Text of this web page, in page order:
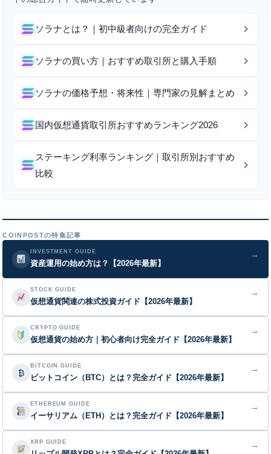
ソラナとは？｜初中級者向けの完全ガイド
ソラナの買い方｜おすすめ取引所と購入手順
ソラナの価格予想・将来性｜専門家の見解まとめ
国内仮想通貨取引所おすすめランキング2026
ステーキング利率ランキング｜取引所別おすすめ
比較
COINPOSTの特集記事
INVESTMENT GUIDE
資産運用の始め方は？【2026年最新】
→
STOCK GUIDE
仮想通貨関連の株式投資ガイド【2026年最新】
→
CRYPTO GUIDE
仮想通貨の始め方｜初心者向け完全ガイド【2026年最新】
→
₿
BITCOIN GUIDE
ビットコイン（BTC）とは？完全ガイド【2026年最新】
→
ETHEREUM GUIDE
イーサリアム（ETH）とは？完全ガイド【2026年最新】
→
XRP GUIDE →